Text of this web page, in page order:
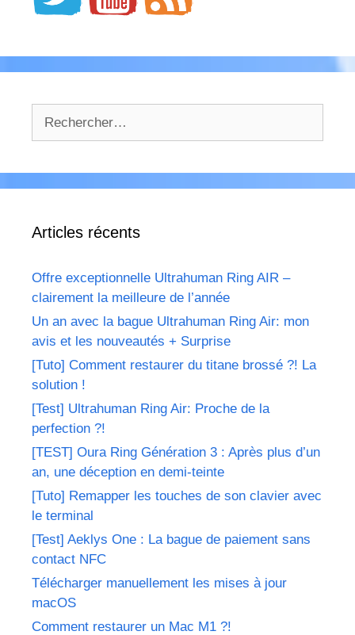
Articles récents
Offre exceptionnelle Ultrahuman Ring AIR –
clairement la meilleure de l’année
Un an avec la bague Ultrahuman Ring Air: mon
avis et les nouveautés + Surprise
[Tuto] Comment restaurer du titane brossé ?! La
solution !
[Test] Ultrahuman Ring Air: Proche de la
perfection ?!
[TEST] Oura Ring Génération 3 : Après plus d’un
an, une déception en demi-teinte
[Tuto] Remapper les touches de son clavier avec
le terminal
[Test] Aeklys One : La bague de paiement sans
contact NFC
Télécharger manuellement les mises à jour
macOS
Comment restaurer un Mac M1 ?!